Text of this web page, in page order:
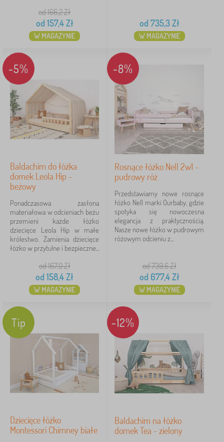
120 kg
Cena
52 Zł2 555 Zł
Szukaj w filtrze
Podkategorie
Typ oferty
Tagi
1
✓ Rabaty
79
Typ
15
Marki
FILTRACJA
od 166,2Zł
od 157,4Zł
W MAGAZYNIE
od 735,3Zł
W MAGAZYNIE
-5%
Baldachim do łóżka
domek Leola Hip -
beżowy
Ponadczasowa zasłona
materiałowa w odcieniach beżu
przemieni każde łóżko
dziecięce Leola Hip w małe
królestwo. Zamienia dziecięce
łóżko w przytulne i bezpieczne...
od 167,0Zł
od 158,4Zł
W MAGAZYNIE
-8%
Rosnące łóżko Nell 2w1 -
pudrowy róż
Przedstawiamy nowe rosnące
łóżko Nell marki Ourbaby, gdzie
spotyka się nowoczesna
elegancja z praktycznością.
Nasze nowe łóżko w pudrowym
różowym odcieniu z...
od 739,6Zł
od 677,4Zł
W MAGAZYNIE
Tip
Dziecięce łóżko
Montessori Chimney białe
-12%
Baldachim na łóżko
domek Tea - zielony